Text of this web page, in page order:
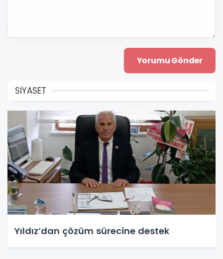
SİYASET
Yıldız’dan çözüm sürecine destek